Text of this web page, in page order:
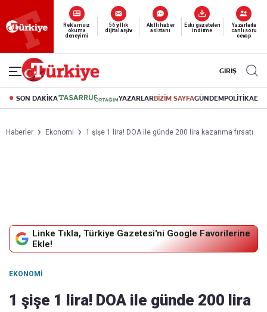
Yeni nesil dijital
abonelik 19 TL’den başlayan fiyatlarla.
GİRİŞ
SON DAKİKA YAZARLARBİZİM SAYFAGÜNDEMPOLİTİKA
Haberler Ekonomi 1 şişe 1 lira! DOA ile günde 200 lira kazanma fırsatı
Linke Tıkla, Türkiye Gazetesi'ni Google Favorilerine
Ekle!
EKONOMI
1 şişe 1 lira! DOA ile günde 200 lira